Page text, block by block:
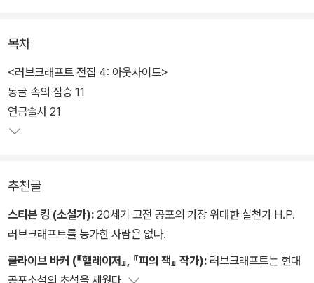
1890년에서 1937년까지 47년의 길지 않은 생애를 살다 간 작가 러
브크래프트. 그는 기괴한 작풍과 독특한 생활로 인해 당대 괴팍한 은
둔자, 정신이상자에 동성연애자로 매도받기도 했다. 그러나 곧 후배
작가들의 노력으로 재평가되어 이제는 활동하는 모든 공포 작가들의
대개의 초기 공포 소설이 잔혹함이나 범죄, 심령 등을 다룬 것에 비해
그의 소설은 인간이 가진 공포의 근원을 파헤쳐 전혀 생소한 성질의
공포를 느끼게 하는 것으로 이름 높다. 끔찍하고 매우 부자연스러우
장르를 개척했다.
목차
<러브크래프트 전집 4: 아웃사이드>
동굴 속의 짐승 11
연금술사 21
추천글
스티븐 킹 (소설가): 20세기 고전 공포의 가장 위대한 실천가 H.P.
러브크래프트를 능가한 사람은 없다.
클라이브 바커 (『헬레이저』, 『피의 책』 작가): 러브크래프트는 현대
공포소설의 초석을 세웠다.